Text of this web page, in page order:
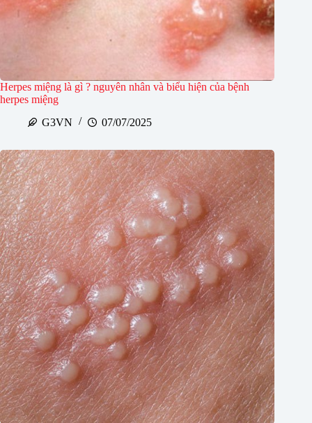
Herpes miệng là gì ? nguyên nhân và biểu hiện của bệnh
herpes miệng
G3VN
07/07/2025